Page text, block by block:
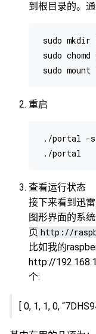
到根目录的。
sudo mkdir
sudo
重启
./portal -s
查看运行状态
接下来看到迅
图形界面的系
页 http://
比如我的
http://
个:
[ 0, 1, 1, 0,